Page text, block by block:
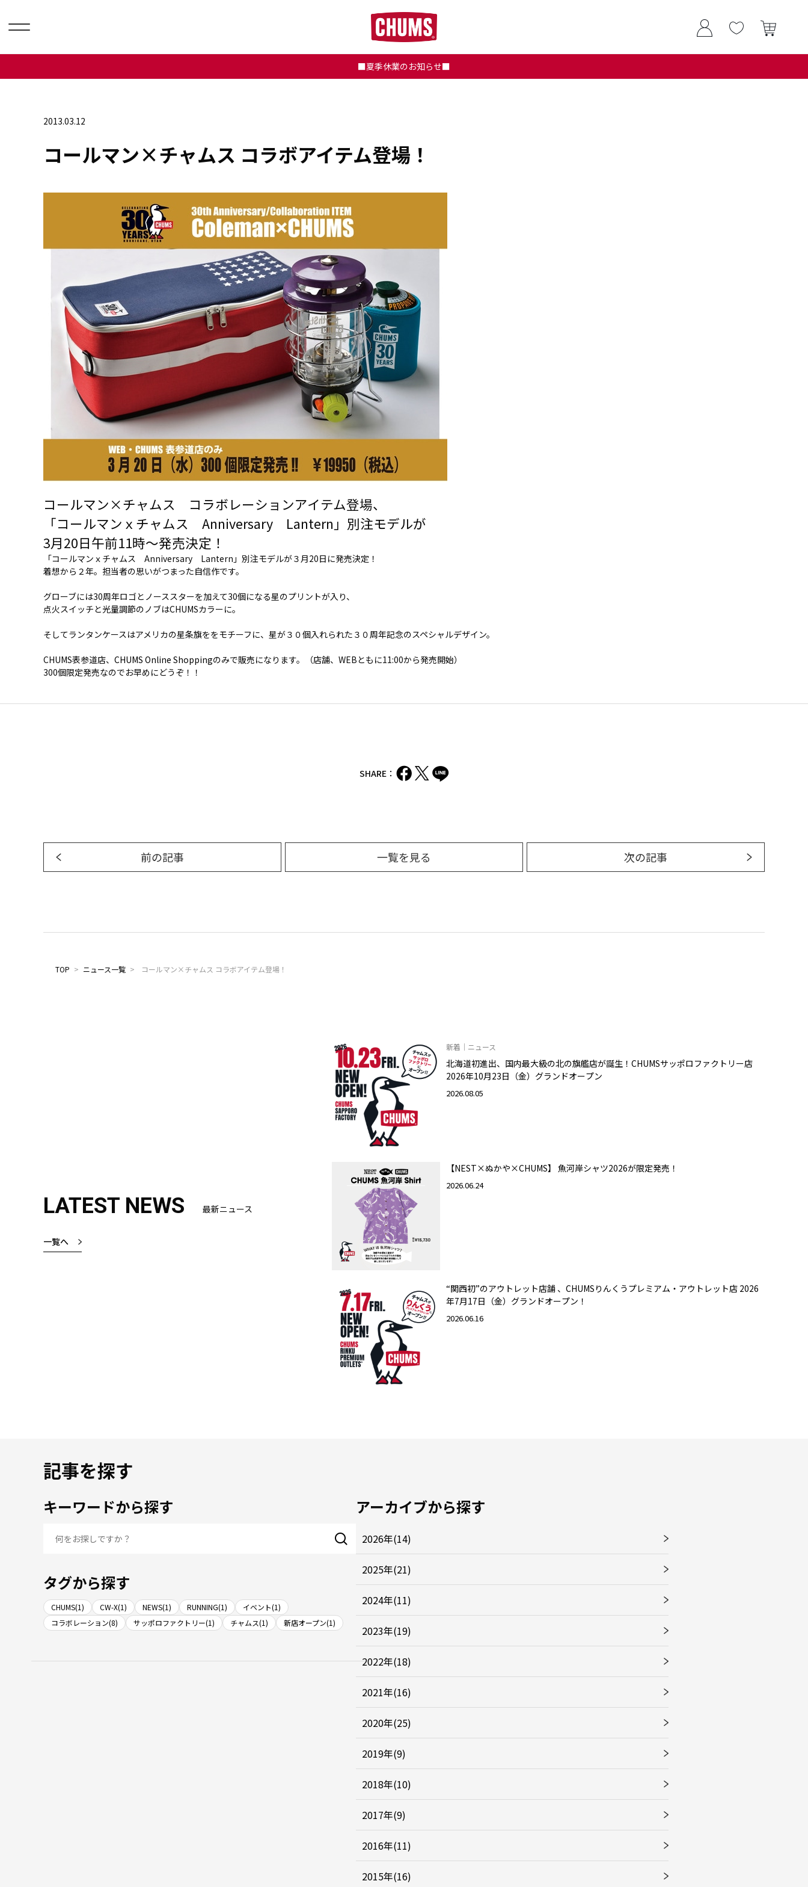
■夏季休業のお知らせ■
2013.03.12
コールマン×チャムス コラボアイテム登場！
コールマン×チャムス コラボレーションアイテム登場、
「コールマンｘチャムス Anniversary Lantern」別注モデルが
3月20日午前11時～発売決定！
「コールマンｘチャムス Anniversary Lantern」別注モデルが３月20日に発売決定！
着想から２年。担当者の思いがつまった自信作です。
グローブには30周年ロゴとノーススターを加えて30個になる星のプリントが入り、
点火スイッチと光量調節のノブはCHUMSカラーに。
そしてランタンケースはアメリカの星条旗ををモチーフに、星が３０個入れられた３０周年記念のスペシャルデザイン。
CHUMS表参道店、 CHUMS Online Shoppingのみで販売になります。（店舗、WEBともに11:00から発売開始）
300個限定発売なのでお早めにどうぞ！！
SHARE：
前の記事 一覧を見る 次の記事
TOP > ニュース一覧 > コールマン×チャムス コラボアイテム登場！
LATEST NEWS 最新ニュース
一覧へ
新着｜ニュース
北海道初進出、国内最大級の北の旗艦店が誕生！CHUMSサッポロファクトリー店
2026年10月23日（金）グランドオープン
2026.08.05
【NEST×ぬかや×CHUMS】 魚河岸シャツ2026が限定発売！
2026.06.24
“関西初”のアウトレット店舗 、CHUMSりんくうプレミアム・アウトレット店 2026
年7月17日（金）グランドオープン！
2026.06.16
記事を探す
キーワードから探す
タグから探す
CHUMS(1) CW-X(1) NEWS(1) RUNNING(1)
イベント(1)
コラボレーション(8)
サッポロファクトリー(1) チャムス(1) 新店オープン(1)
アーカイブから探す
2026年(14)
2025年(21)
2024年(11)
2023年(19)
2022年(18)
2021年(16)
2020年(25)
2019年(9)
2018年(10)
2017年(9)
2016年(11)
2015年(16)